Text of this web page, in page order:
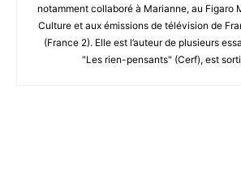
notamment collaboré à Marianne, au Figaro
Culture et aux émissions de télévision de
(France 2). Elle est l’auteur de plusieurs
"Les rien-pensants" (Cerf), est